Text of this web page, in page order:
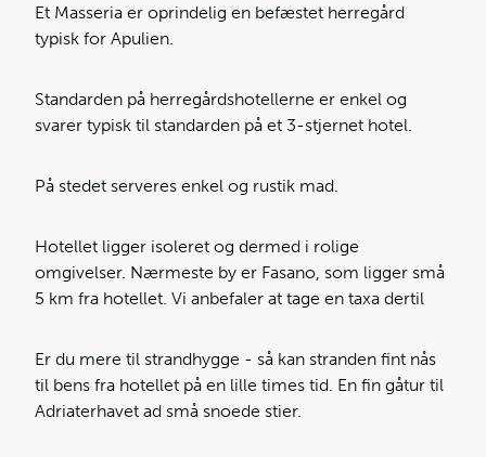
Et Masseria er oprindelig en befæstet herregård
typisk for Apulien.
Standarden på herregårdshotellerne er enkel og
svarer typisk til standarden på et 3-stjernet hotel.
På stedet serveres enkel og rustik mad.
Hotellet ligger isoleret og dermed i rolige
omgivelser. Nærmeste by er Fasano, som ligger små
5 km fra hotellet. Vi anbefaler at tage en taxa dertil
Er du mere til strandhygge - så kan stranden fint nås
til bens fra hotellet på en lille times tid. En fin gåtur til
Adriaterhavet ad små snoede stier.